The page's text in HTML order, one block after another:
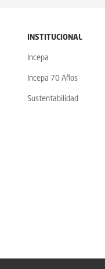
INSTITUCIONAL
Incepa
Incepa 70 Años
Sustentabilidad